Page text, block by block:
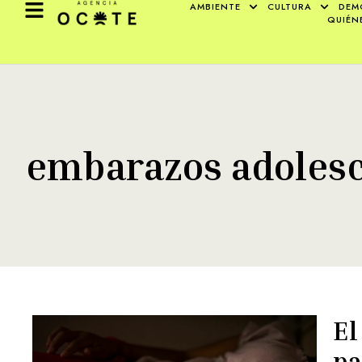
AMBIENTE CULTURA
embarazos